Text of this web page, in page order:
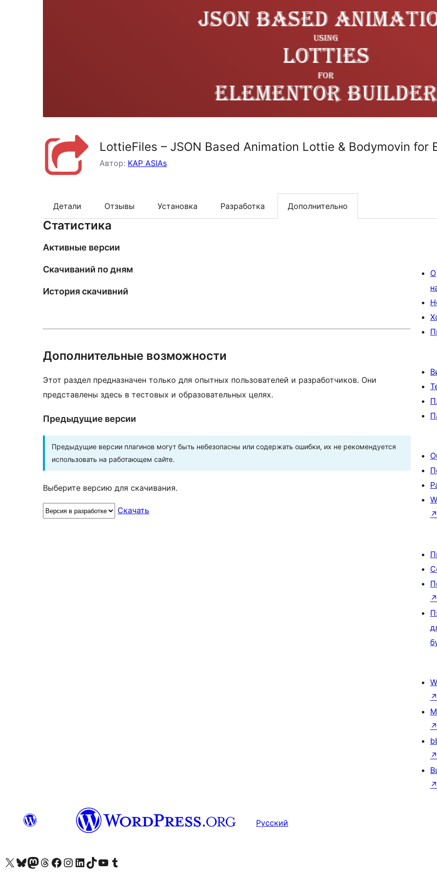
LottieFiles – JSON Based Animation Lottie & Bodymovin for
Автор: KAP ASIAs
Детали Отзывы Установка Разработка Дополнительно
Статистика
Активные версии
Скачиваний по дням
История скачивний
Дополнительные возможности
Этот раздел предназначен только для опытных пользователей и разработчиков. Они
представлены здесь в тестовых и образовательных целях.
Предыдущие версии
Предыдущие версии плагинов могут быть небезопасны или содержать ошибки, их не рекомендуется
использовать на работающем сайте.
Выберите версию для скачивания.
Скачать
О
↗
↗
↗
↗
↗
↗
Русский
Посетите нас в X (ранее Twitter)
Посетите нашу учётную запись в Bluesky
Посетите нашу ленту в Mastodon
Посетите нашу учётную запись в Threads
Посетите нашу страницу на Facebook
Посетите наш Instagram
Посетите нашу страницу в LinkedIn
Посетите нашу учётную запись в TikTok
Посетите наш канал YouTube
Посетите нашу учётную запись в Tumblr